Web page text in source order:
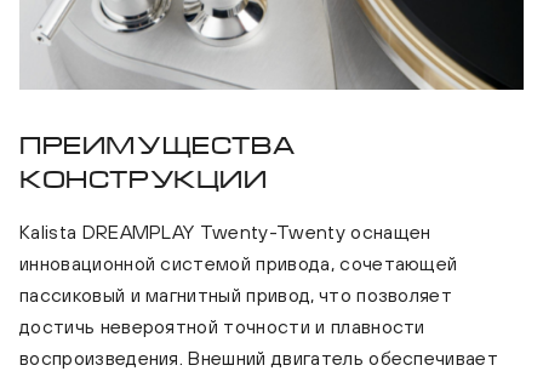
Преимущества
конструкции
Kalista DREAMPLAY Twenty-Twenty оснащен
инновационной системой привода, сочетающей
пассиковый и магнитный привод, что позволяет
достичь невероятной точности и плавности
воспроизведения. Внешний двигатель обеспечивает